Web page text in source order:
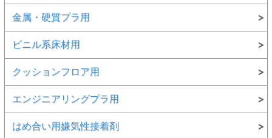
金属・硬質プラ用
ビニル系床材用
クッションフロア用
エンジニアリングプラ用
はめ合い用嫌気性接着剤